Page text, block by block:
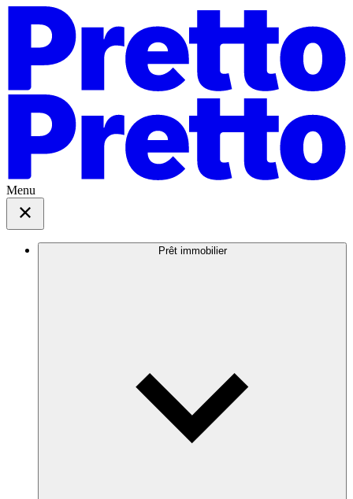
Menu
Prêt immobilier